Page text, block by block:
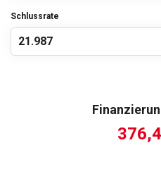
Schlussrate